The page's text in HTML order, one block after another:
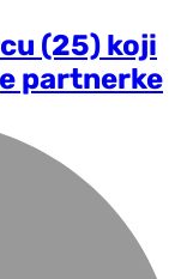
(25) koji
partnerke